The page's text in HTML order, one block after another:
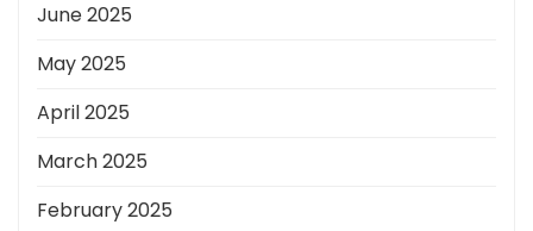
June 2025
May 2025
April 2025
March 2025
February 2025